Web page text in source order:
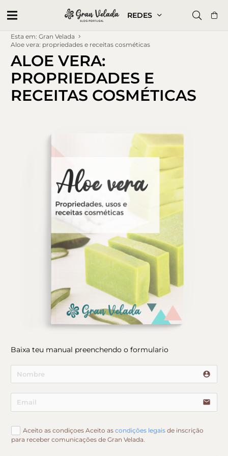
REDES
Esta em: Gran Velada
Aloe vera: propriedades e receitas cosméticas
ALOE VERA:
PROPRIEDADES E
RECEITAS COSMÉTICAS
Baixa teu manual preenchendo o formulario
account_circle
email
Aceito as condiçoes Aceito as condições legais de inscrição
para receber comunicações de Gran Velada.